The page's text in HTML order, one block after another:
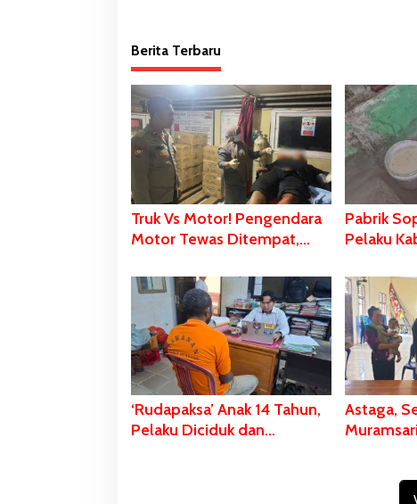
Berita Terbaru
Truk Vs Motor! Pengendara
Motor Tewas Ditempat,
Pabrik
Pelaku
Peralatan
‘Rudapaksa’ Anak 14 Tahun,
Pelaku Diciduk dan
Astaga,